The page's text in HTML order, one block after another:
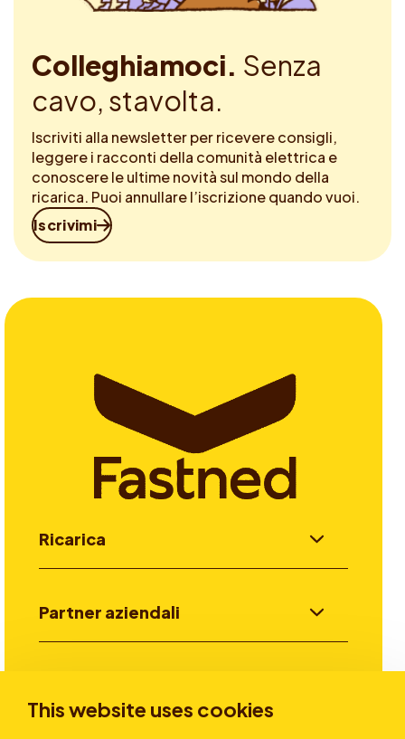
This website uses cookies
Colleghiamoci. Senza
cavo, stavolta.
Iscriviti alla newsletter per ricevere consigli,
leggere i racconti della comunità elettrica e
conoscere le ultime novità sul mondo della
ricarica. Puoi annullare l’iscrizione quando vuoi.
Iscrivimi
Ricarica
Partner aziendali